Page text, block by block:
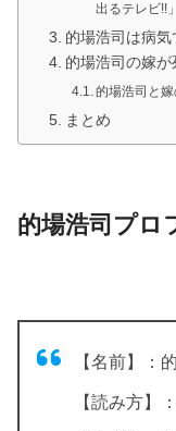
出るテレビ!!」
的場浩司は病気
的場浩司の嫁
的場浩司と
まとめ
的場浩司プロ
【名前】：
【読み方】